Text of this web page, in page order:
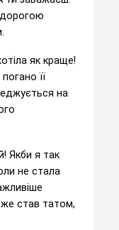
як краще!
її
на
Якби я так
не стала
став татом,